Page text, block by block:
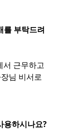
를 부탁드려
서 근무하고
님 비서로
용하시나요?